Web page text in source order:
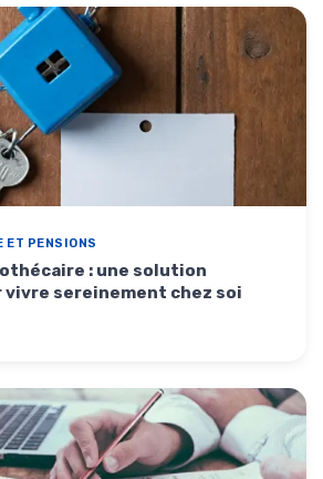
ET PENSIONS
: une solution
vivre sereinement chez soi